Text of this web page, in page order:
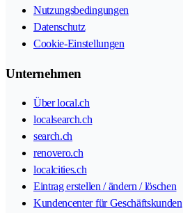
Nutzungsbedingungen
Datenschutz
Cookie-Einstellungen
Unternehmen
Über local.ch
localsearch.ch
search.ch
renovero.ch
localcities.ch
Eintrag erstellen / ändern / löschen
Kundencenter für Geschäftskunden